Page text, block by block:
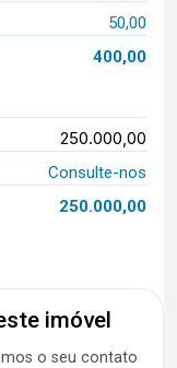
50,00
400,00
250.000,00
Consulte-nos
250.000,00
imóvel
o seu contato